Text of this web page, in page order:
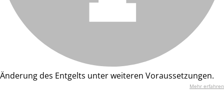
Änderung des Entgelts unter weiteren Voraussetzungen.
Mehr erfahren